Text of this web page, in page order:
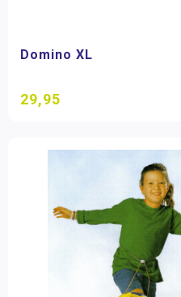
Domino XL
29,95